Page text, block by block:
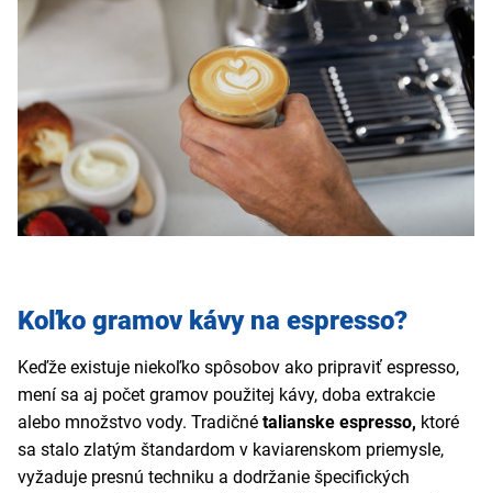
Koľko gramov kávy na espresso?
Keďže existuje niekoľko spôsobov ako pripraviť espresso,
mení sa aj počet gramov použitej kávy, doba extrakcie
alebo množstvo vody. Tradičné talianske espresso, ktoré
sa stalo zlatým štandardom v kaviarenskom priemysle,
vyžaduje presnú techniku a dodržanie špecifických